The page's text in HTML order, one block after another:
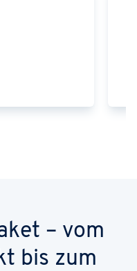
– vom
bis zum